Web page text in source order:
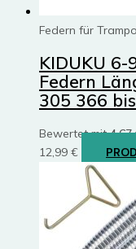
Federn für
KIDUKU
Federn
305 366
Bewertet mit4.67
12,99 €